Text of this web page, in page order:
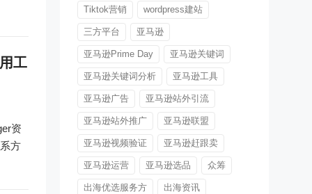
工
资
方
Tiktok营销 wordpress建站
三方平台 亚马逊
亚马逊Prime Day 亚马逊关键词
亚马逊关键词分析 亚马逊工具
亚马逊广告 亚马逊站外引流
亚马逊站外推广 亚马逊联盟
亚马逊视频验证 亚马逊赶跟卖
亚马逊运营 亚马逊选品 众筹
出海优选服务方 出海资讯